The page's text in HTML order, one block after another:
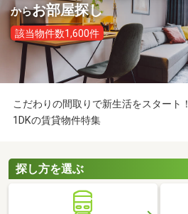
からお部屋探し
該当物件数1,600件
こだわりの間取りで新生活をスタート！
1DKの賃貸物件特集
探し方を選ぶ